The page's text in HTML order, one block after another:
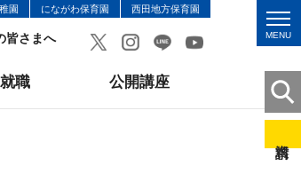
園 にながわ保育園 西田地方保育園
皆さまへ MENU
職 公開講座